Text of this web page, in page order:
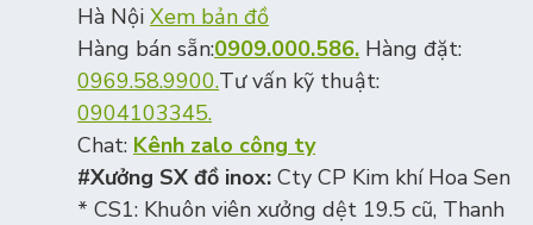
Hà Nội Xem bản đồ
Hàng bán sẵn:0909.000.586. Hàng đặt:
0969.58.9900.Tư vấn kỹ thuật:
0904103345.
Chat: Kênh zalo công ty
#Xưởng SX đồ inox: Cty CP Kim khí Hoa Sen
* CS1: Khuôn viên xưởng dệt 19.5 cũ, Thanh